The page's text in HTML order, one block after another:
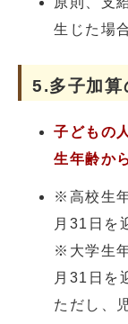
生じた場
5.多子加算
子どもの
生年齢か
※高校生
月31日を
※大学生
月31日を
ただし、